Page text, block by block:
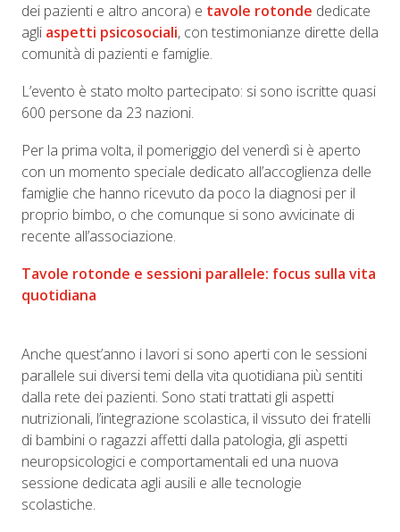
dei pazienti e altro ancora) e tavole rotonde dedicate
agli aspetti psicosociali, con testimonianze dirette della
comunità di pazienti e famiglie.
L’evento è stato molto partecipato: si sono iscritte quasi
600 persone da 23 nazioni.
Per la prima volta, il pomeriggio del venerdì si è aperto
con un momento speciale dedicato all’accoglienza delle
famiglie che hanno ricevuto da poco la diagnosi per il
proprio bimbo, o che comunque si sono avvicinate di
recente all’associazione.
Tavole rotonde e sessioni parallele: focus sulla vita
quotidiana
Anche quest’anno i lavori si sono aperti con le sessioni
parallele sui diversi temi della vita quotidiana più sentiti
dalla rete dei pazienti. Sono stati trattati gli aspetti
nutrizionali, l’integrazione scolastica, il vissuto dei fratelli
di bambini o ragazzi affetti dalla patologia, gli aspetti
neuropsicologici e comportamentali ed una nuova
sessione dedicata agli ausili e alle tecnologie
scolastiche.